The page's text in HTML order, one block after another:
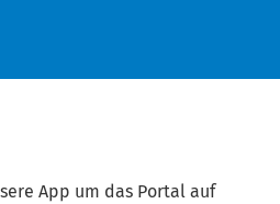
App um das Portal auf